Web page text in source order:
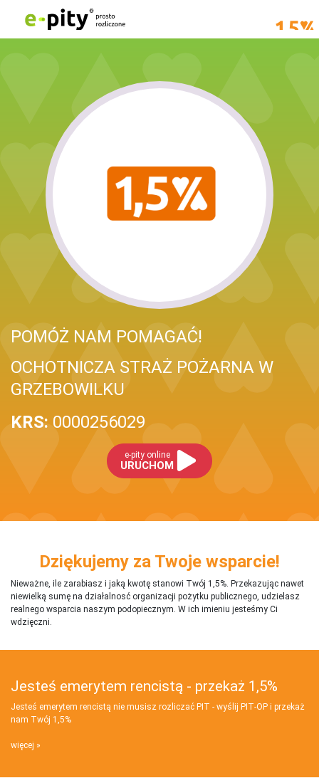
POMÓŻ NAM POMAGAĆ!
OCHOTNICZA STRAŻ POŻARNA W
GRZEBOWILKU
KRS: 0000256029
e-pity online
URUCHOM
Dziękujemy za Twoje wsparcie!
Nieważne, ile zarabiasz i jaką kwotę stanowi Twój 1,5%. Przekazując nawet
niewielką sumę na działalnosć organizacji pożytku publicznego, udzielasz
realnego wsparcia naszym podopiecznym. W ich imieniu jesteśmy Ci
wdzięczni.
Jesteś emerytem rencistą - przekaż 1,5%
Jesteś emerytem rencistą nie musisz rozliczać PIT - wyślij PIT‑OP i przekaż
nam Twój 1,5%
więcej